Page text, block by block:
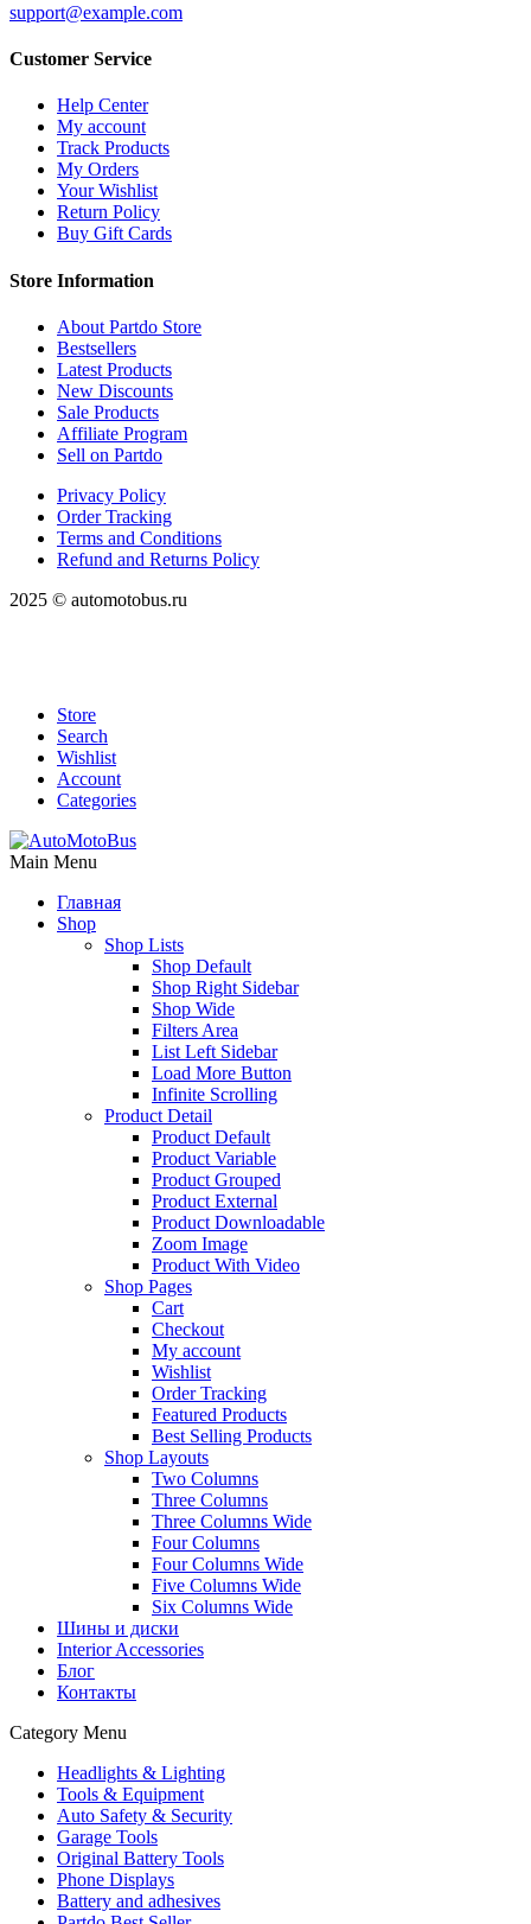
support@example.com
Customer Service
Help Center
My account
Track Products
My Orders
Your Wishlist
Return Policy
Buy Gift Cards
Store Information
About Partdo Store
Bestsellers
Latest Products
New Discounts
Sale Products
Affiliate Program
Sell on Partdo
Privacy Policy
Order Tracking
Terms and Conditions
Refund and Returns Policy
2025 © automotobus.ru
Store
Search
Wishlist
Account
Categories
Main Menu
Главная
Shop
Shop Lists
Shop Default
Shop Right Sidebar
Shop Wide
Filters Area
List Left Sidebar
Load More Button
Infinite Scrolling
Product Detail
Product Default
Product Variable
Product Grouped
Product External
Product Downloadable
Zoom Image
Product With Video
Shop Pages
Cart
Checkout
My account
Wishlist
Order Tracking
Featured Products
Best Selling Products
Shop Layouts
Two Columns
Three Columns
Three Columns Wide
Four Columns
Four Columns Wide
Five Columns Wide
Six Columns Wide
Шины и диски
Interior Accessories
Блог
Контакты
Category Menu
Headlights & Lighting
Tools & Equipment
Auto Safety & Security
Garage Tools
Original Battery Tools
Phone Displays
Battery and adhesives